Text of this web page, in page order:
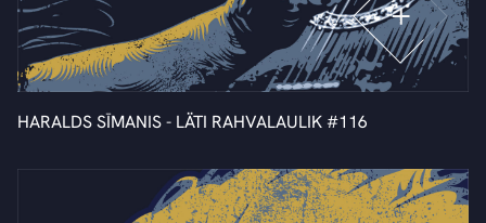
HARALDS SĪMANIS - LÄTI RAHVALAULIK #116